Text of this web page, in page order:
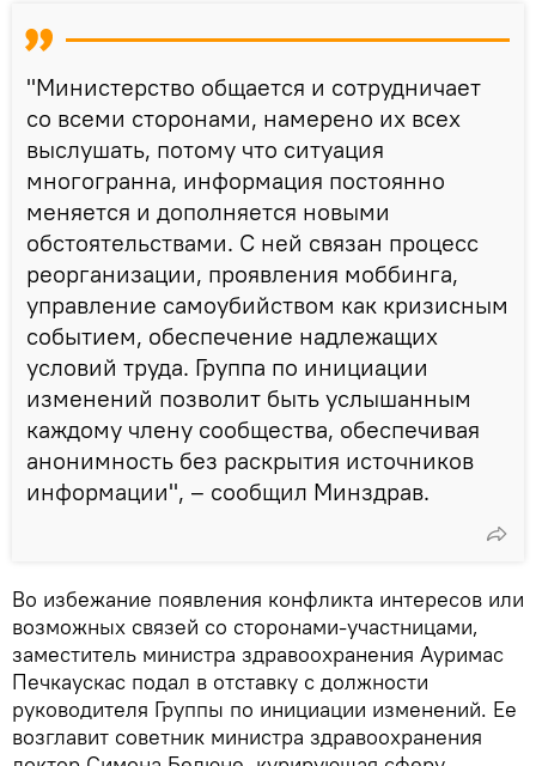
"Министерство общается и сотрудничает
со всеми сторонами, намерено их всех
выслушать, потому что ситуация
многогранна, информация постоянно
меняется и дополняется новыми
обстоятельствами. С ней связан процесс
реорганизации, проявления моббинга,
управление самоубийством как кризисным
событием, обеспечение надлежащих
условий труда. Группа по инициации
изменений позволит быть услышанным
каждому члену сообщества, обеспечивая
анонимность без раскрытия источников
информации", – сообщил Минздрав.
Во избежание появления конфликта интересов или
возможных связей со сторонами-участницами,
заместитель министра здравоохранения Ауримас
Печкаускас подал в отставку с должности
руководителя Группы по инициации изменений. Ее
возглавит советник министра здравоохранения